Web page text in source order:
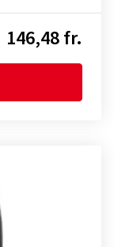
146,48 fr.